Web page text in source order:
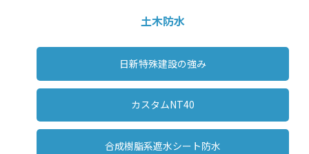
土木防水
日新特殊建設の強み
カスタムNT40
合成樹脂系遮水シート防水